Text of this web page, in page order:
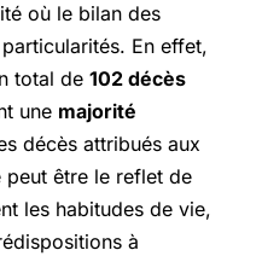
où le bilan des
En effet,
total de 102 décès
une majorité
décès attribués aux
peut être le reflet de
les habitudes de vie,
à